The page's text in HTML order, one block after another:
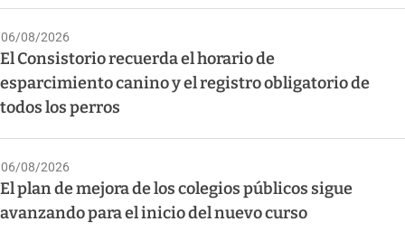
06/08/2026
El Consistorio recuerda el horario de
esparcimiento canino y el registro obligatorio de
todos los perros
06/08/2026
El plan de mejora de los colegios públicos sigue
avanzando para el inicio del nuevo curso